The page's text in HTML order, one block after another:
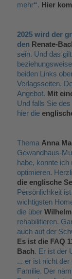
mehr“. Hier
2025 wird der
den Renate-
sein. Und das
beziehungsweise
beiden Links
Verlagsseiten.
Angebot. Mit
Und falls Sie
hier die
Thema Anna
Gewandhaus-
habe, konnte ich
optimieren.
die englische
Persönlichkeit
wichtigsten
die über
rehabilitieren.
auch auf der
Es ist die FAQ
Bach. Er ist der
... er ist nicht
Familie. Der